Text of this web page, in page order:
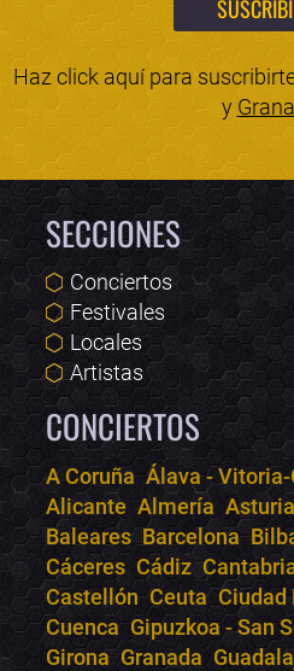
Haz click aquí para
y
SECCIONES
Conciertos
Festivales
Locales
Artistas
CONCIERTOS
A Coruña Álava -
Alicante Almería
Baleares Barcelona
Cáceres Cádiz
Castellón Ceuta Ciudad
Cuenca Gipuzkoa - San
Girona Granada
Bololoco ·
Online · Te ayudo a